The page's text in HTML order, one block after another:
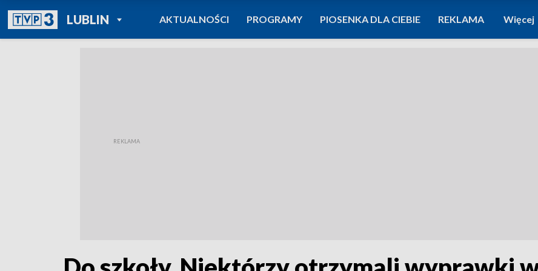
LUBLINPOWRÓT DO
TVP REGIONY
AKTUALNOŚCI PROGRAMY PIOSENKA DLA CIEBIE REKLAMA Więcej